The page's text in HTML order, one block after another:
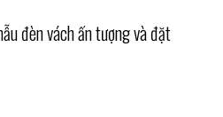
đèn vách ấn tượng và đặt